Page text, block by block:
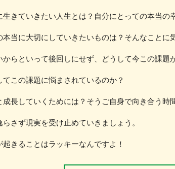
生きていきたい人生とは？自分にとっての本当の
本当に大切にしていきたいものは？そんなこと
からといって後回しにせず、どうして今この課題
てこの課題に悩まされているのか？
成長していくためには？そうご自身で向き合う時
らさず現実を受け止めていきましょう。
起きることはラッキーなんですよ！